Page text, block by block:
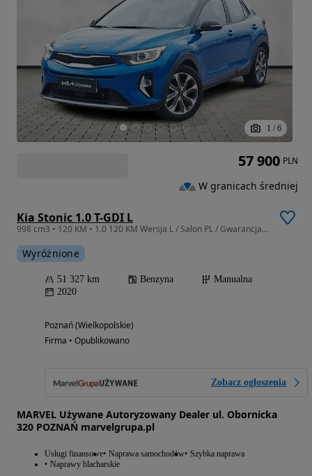
1 / 6
Kia Stonic 1.0 T-GDI L
998 cm3 • 120 KM • 1.0 120 KM Wersja L / Salon PL / Gwarancja / Kamera / Serwis ASO
Wyróżnione
51 327 km Benzyna
Manualna
2020
Poznań (Wielkopolskie)
Firma • Opublikowano
Zobacz ogłoszenia
MARVEL Używane Autoryzowany Dealer ul. Obornicka
320 POZNAŃ marvelgrupa.pl
Usługi finansowe Naprawa samochodów Szybka naprawa
Naprawy blacharskie
57 900 PLN
W granicach średniej